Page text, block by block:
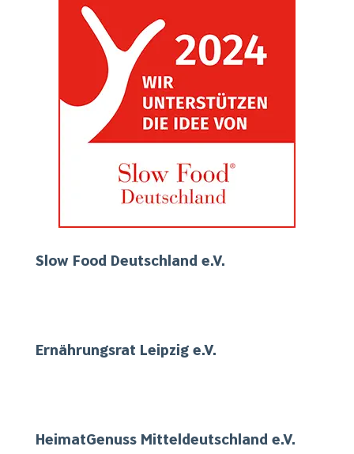
Slow Food Deutschland e.V.
Ernährungsrat Leipzig e.V.
HeimatGenuss Mitteldeutschland e.V.